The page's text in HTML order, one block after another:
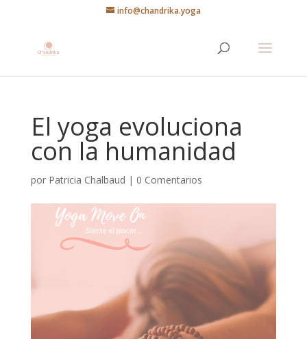
info@chandrika.yoga
El yoga evoluciona
con la humanidad
por Patricia Chalbaud | 0 Comentarios